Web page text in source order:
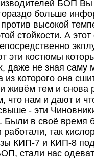
БОП
больше
против высокой
стойкости. А
эти костюмы
даже не зная саму
из которого она
живём тем и снова
что нам и дают и
- эти
Были в своё время
так
КИП-7 и КИП-8
стали нас